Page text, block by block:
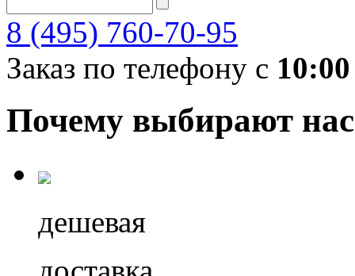
8 (495) 760-70-95
Заказ по телефону с 10:00
Почему выбирают нас
дешевая